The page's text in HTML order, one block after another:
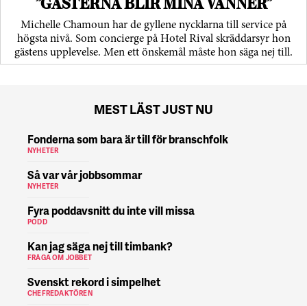
Michelle Chamoun har de gyllene nycklarna till service på
högsta nivå. Som concierge på Hotel Rival skräddarsyr hon
gästens upp­levelse. Men ett önskemål måste hon säga nej till.
MEST LÄST JUST NU
Fonderna som bara är till för branschfolk
NYHETER
Så var vår jobbsommar
NYHETER
Fyra poddavsnitt du inte vill missa
PODD
Kan jag säga nej till timbank?
FRÅGA OM JOBBET
Svenskt rekord i simpelhet
CHEFREDAKTÖREN